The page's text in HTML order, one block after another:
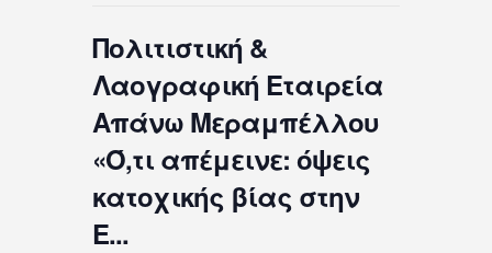
Πολιτιστική &
Λαογραφική Εταιρεία
Απάνω Μεραμπέλλου
«Ό,τι απέμεινε: όψεις
κατοχικής βίας στην
Ε...